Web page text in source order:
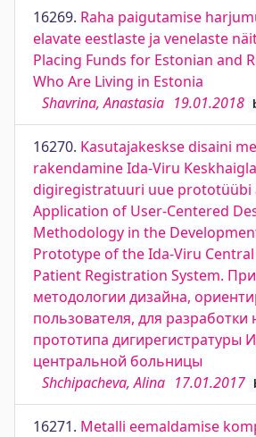
16269. Raha paigutamise
elavate eestlaste ja venelaste
Placing Funds for Estonian and
Who Are Living in Estonia
Shavrina, Anastasia 19.01.2018
16270. Kasutajakeskse disaini
rakendamine Ida-Viru Keskhaigla
digiregistratuuri uue prototüübi
Application of User-Centered
Methodology in the
Prototype of the Ida-Viru
Patient Registration System.
методологии дизайна,
пользователя, для разработки
прототипа дигирегистратуры
центральной больницы
Shchipacheva, Alina 17.01.2017
16271. Metalli eemaldamise